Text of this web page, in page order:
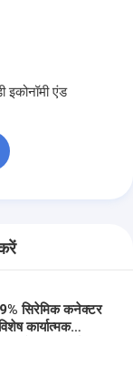
इकोनॉमी एंड
सिरेमिक कनेक्टर
कार्यात्मक